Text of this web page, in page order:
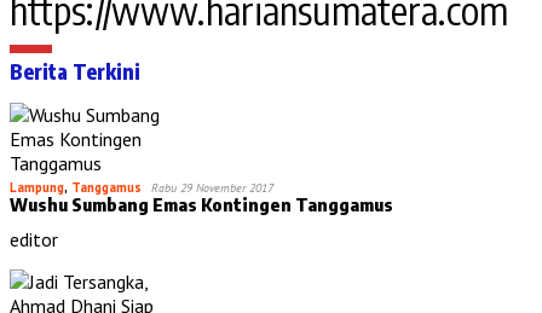
Berita Terkini
Lampung, Tanggamus Rabu 29 November 2017
Wushu Sumbang Emas Kontingen Tanggamus
editor